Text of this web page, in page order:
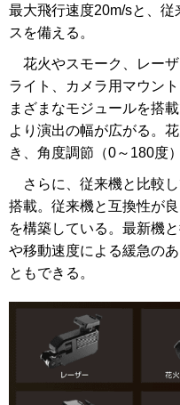
最大飛行速度20m/sと、
スを備える。
花火やスモーク、レー
ライト、カメラ用マウン
まざまなモジュールを搭
より演出の幅が広がる。
き、角度調節（0～180度
さらに、従来機と比較
搭載。従来機と互換性が
を構築している。最新機
や移動速度による緩急の
ともできる。